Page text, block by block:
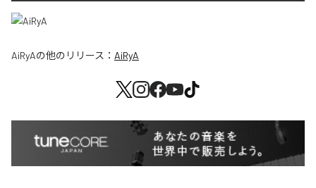
AiRyAの他のリリース： AiRyA